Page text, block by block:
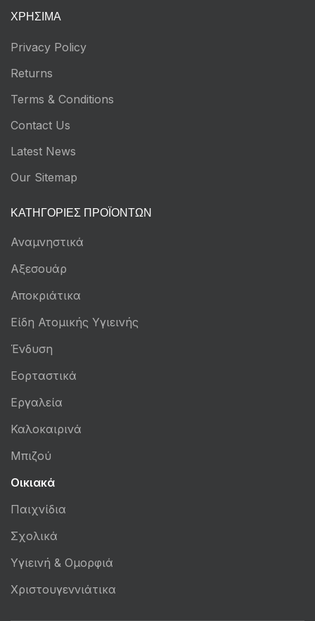
ΧΡΉΣΙΜΑ
Privacy Policy
Returns
Terms & Conditions
Contact Us
Latest News
Our Sitemap
ΚΑΤΗΓΟΡΊΕΣ ΠΡΟΪΌΝΤΩΝ
Αναμνηστικά
Αξεσουάρ
Αποκριάτικα
Είδη Ατομικής Υγιεινής
Ένδυση
Εορταστικά
Εργαλεία
Καλοκαιρινά
Μπιζού
Οικιακά
Παιχνίδια
Σχολικά
Υγιεινή & Ομορφιά
Χριστουγεννιάτικα